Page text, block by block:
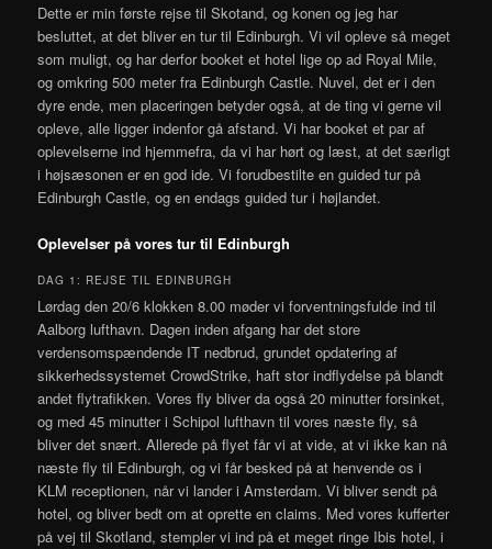
Dette er min første rejse til Skotand, og konen og jeg har
besluttet, at det bliver en tur til Edinburgh. Vi vil opleve så meget
som muligt, og har derfor booket et hotel lige op ad Royal Mile,
og omkring 500 meter fra Edinburgh Castle. Nuvel, det er i den
dyre ende, men placeringen betyder også, at de ting vi gerne vil
opleve, alle ligger indenfor gå afstand. Vi har booket et par af
oplevelserne ind hjemmefra, da vi har hørt og læst, at det særligt
i højsæsonen er en god ide. Vi forudbestilte en guided tur på
Edinburgh Castle, og en endags guided tur i højlandet.
Oplevelser på vores tur til Edinburgh
DAG 1: REJSE TIL EDINBURGH
Lørdag den 20/6 klokken 8.00 møder vi forventningsfulde ind til
Aalborg lufthavn. Dagen inden afgang har det store
verdensomspændende IT nedbrud, grundet opdatering af
sikkerhedssystemet CrowdStrike, haft stor indflydelse på blandt
andet flytrafikken. Vores fly bliver da også 20 minutter forsinket,
og med 45 minutter i Schipol lufthavn til vores næste fly, så
bliver det snært. Allerede på flyet får vi at vide, at vi ikke kan nå
næste fly til Edinburgh, og vi får besked på at henvende os i
KLM receptionen, når vi lander i Amsterdam. Vi bliver sendt på
hotel, og bliver bedt om at oprette en claims. Med vores kufferter
på vej til Skotland, stempler vi ind på et meget ringe Ibis hotel, i